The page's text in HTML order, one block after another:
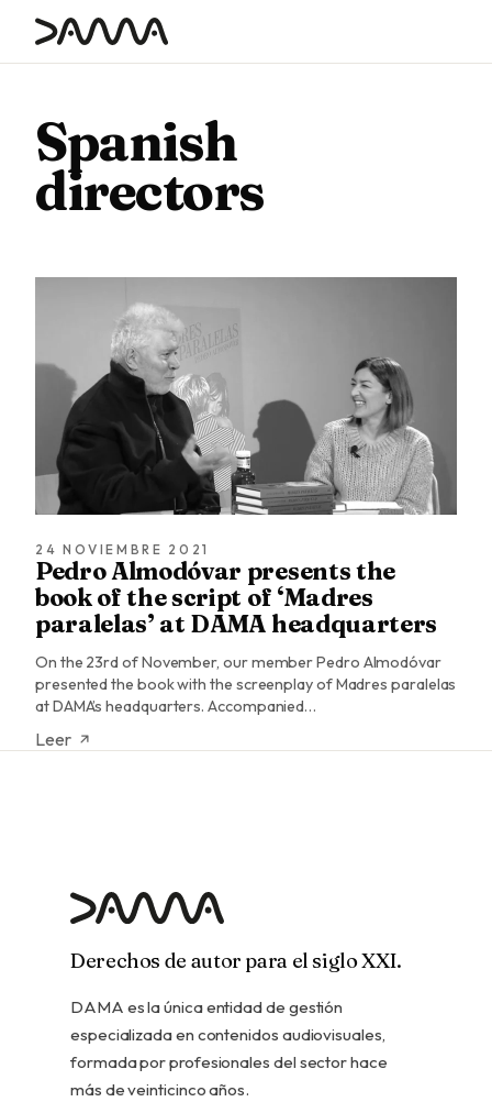
contenido
Spanish
directors
24 NOVIEMBRE 2021
Pedro Almodóvar presents the
book of the script of ‘Madres
paralelas’ at DAMA headquarters
On the 23rd of November, our member Pedro Almodóvar
presented the book with the screenplay of Madres paralelas
at DAMA’s headquarters. Accompanied…
Leer
Derechos de autor para el siglo XXI.
DAMA es la única entidad de gestión
especializada en contenidos audiovisuales,
formada por profesionales del sector hace
más de veinticinco años.